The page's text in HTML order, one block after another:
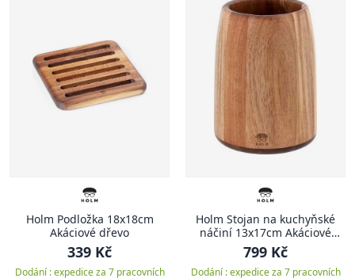
Holm Podložka 18x18cm
Akáciové dřevo
339 Kč
Dodání : expedice za 7 pracovních
Holm Stojan na kuchyňské
náčiní 13x17cm Akáciové
dřevo
799 Kč
Dodání : expedice za 7 pracovních